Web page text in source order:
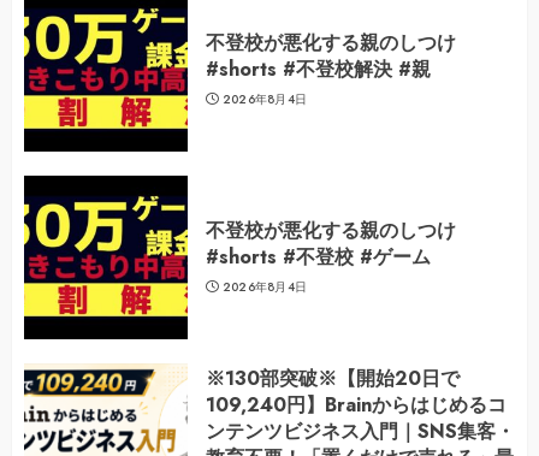
不登校が悪化する親のしつけ
#shorts #不登校解決 #親
2026年8月4日
不登校が悪化する親のしつけ
#shorts #不登校 #ゲーム
2026年8月4日
※130部突破※【開始20日で
109,240円】Brainからはじめるコ
ンテンツビジネス入門｜SNS集客・